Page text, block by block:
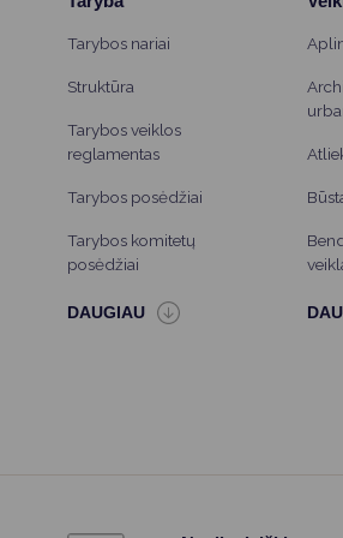
Tarybos nariai
Struktūra
Tarybos veiklos
reglamentas
Tarybos posėdžiai
Tarybos komitetų
posėdžiai